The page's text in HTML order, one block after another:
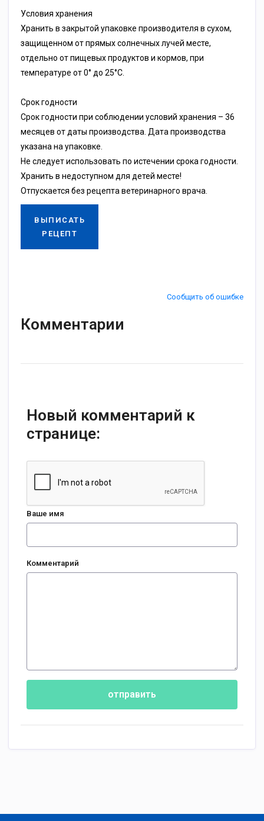
Условия хранения
Хранить в закрытой упаковке производителя в сухом,
защищенном от прямых солнечных лучей месте,
отдельно от пищевых продуктов и кормов, при
температуре от 0° до 25°С.
Срок годности
Срок годности при соблюдении условий хранения – 36
месяцев от даты производства. Дата производства
указана на упаковке.
Не следует использовать по истечении срока годности.
Хранить в недоступном для детей месте!
Отпускается без рецепта ветеринарного врача.
ВЫПИСАТЬ
РЕЦЕПТ
Сообщить об ошибке
Комментарии
Новый комментарий к
странице:
Ваше имя
Комментарий
отправить